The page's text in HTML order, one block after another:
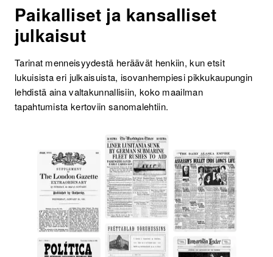
Paikalliset ja kansalliset
julkaisut
Tarinat menneisyydestä heräävät henkiin, kun etsit
lukuisista eri julkaisuista, isovanhempiesi pikkukaupungin
lehdistä aina valtakunnallisiin, koko maailman
tapahtumista kertoviin sanomalehtiin.